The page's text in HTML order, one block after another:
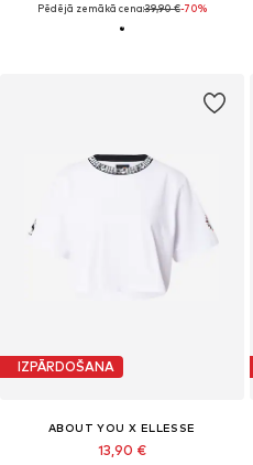
Pēdējā zemākā cena:39,90 €-70%
IZPĀRDOŠANA
ABOUT YOU X ELLESSE
13,90 €